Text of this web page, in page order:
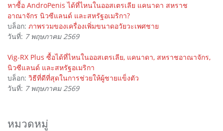
หาซื้อ AndroPenis ได้ที่ไหนในออสเตรเลีย แคนาดา สหราช
อาณาจักร นิวซีแลนด์ และสหรัฐอเมริกา?
บล็อก: ภาพรวมของเครื่องเพิ่มขนาดอวัยวะเพศชาย
วันที่: 7 พฤษภาคม 2569
Vig-RX Plus ซื้อได้ที่ไหนในออสเตรเลีย, แคนาดา, สหราชอาณาจักร,
นิวซีแลนด์ และสหรัฐอเมริกา
บล็อก: วิธีที่ดีที่สุดในการช่วยให้ผู้ชายแข็งตัว
วันที่: 7 พฤษภาคม 2569
หมวดหมู่